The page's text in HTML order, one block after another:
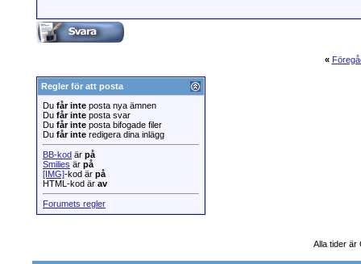
«
Regler för att posta
Du får inte posta nya ämnen
Du får inte posta svar
Du får inte posta bifogade filer
Du får inte redigera dina inlägg
BB-kod är på
Smilies är på
[IMG]-kod är på
HTML-kod är av
Forumets regler
Alla tider är